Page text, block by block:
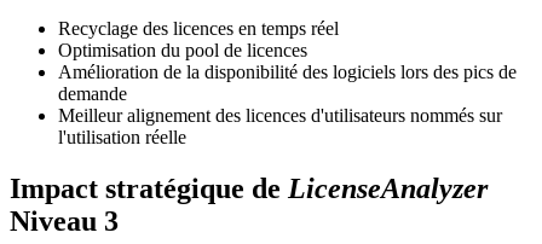
Recyclage des licences en temps réel
Optimisation du pool de licences
Amélioration de la disponibilité des logiciels lors des pics de
demande
Meilleur alignement des licences d'utilisateurs nommés sur
l'utilisation réelle
Impact stratégique de LicenseAnalyzer
Niveau 3